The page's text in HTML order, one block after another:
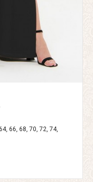
66, 68, 70, 72, 74,